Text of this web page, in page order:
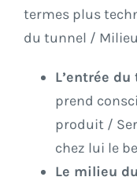
termes plus
du tunnel /
L’entrée
prend
produit /
chez lui le
Le milieu